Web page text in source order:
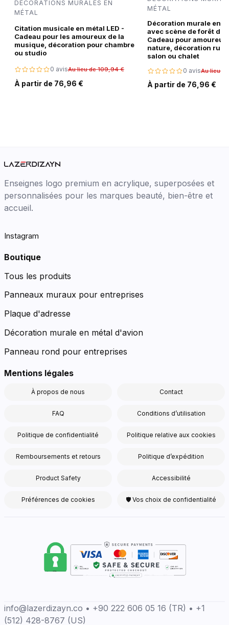
DÉCORATIONS MURALES EN
MÉTAL
Citation musicale en métal LED -
Cadeau pour les amoureux de la
musique, décoration pour chambre
ou studio
0 avisAu lieu de 109,94 €
À partir de 76,96 €
MÉTAL
Décoration murale en
avec scène de forêt de
Cadeau pour amoureux
nature, décoration
salon ou chalet
0 avisAu lieu
À partir de 76,96 €
Enseignes logo premium en acrylique, superposées et
personnalisées pour les marques beauté, bien-être et
accueil.
Instagram
Boutique
Tous les produits
Panneaux muraux pour entreprises
Plaque d'adresse
Décoration murale en métal d'avion
Panneau rond pour entreprises
Mentions légales
À propos de nous Contact
FAQ Conditions d’utilisation
Politique de confidentialité Politique relative aux cookies
Remboursements et retours Politique d’expédition
Product Safety Accessibilité
Préférences de cookies 🛡 Vos choix de confidentialité
info@lazerdizayn.co • +90 222 606 05 16 (TR) • +1
(512) 428-8767 (US)